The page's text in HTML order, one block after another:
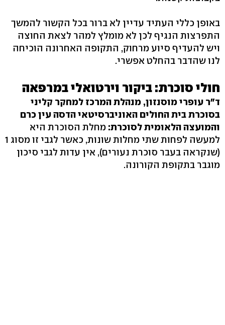
באופן כללי העתיד עדיין לא ברור בכל הקשור להמשך
התפרצות הנגיף לכן לא מומלץ למהר לצאת החוצה
ויש להעדיף סיוע מרחוק, התקופה האחרונה הוכיחה
לנו שהדבר בהחלט אפשרי.
חולי סוכרת: ביקור וירטואלי במרפאה
ד"ר עופרי מוסנזון, מנהלת המרכז למחקר קליני
בסוכרת בית החולים האוניברסיטאי הדסה עין כרם
והמועצה הלאומית לסוכרת: מחלת הסוכרת היא
למעשה לפחות שתי מחלות שונות, כאשר לגבי זו מסוג 1
(שנקראה בעבר סוכרת נעורים), אין עדות לגבי סיכון
מוגבר בתקופת הקורונה.